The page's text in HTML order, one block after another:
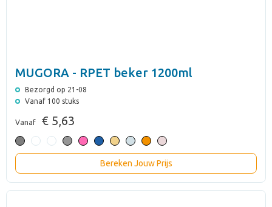
MUGORA - RPET beker 1200ml
Bezorgd op 21-08
Vanaf 100 stuks
Vanaf € 5,63
Bereken Jouw Prijs